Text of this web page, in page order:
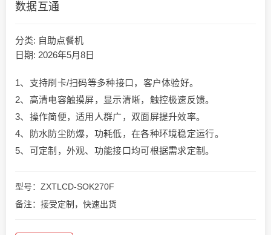
数据互通
分类: 自助点餐机
日期: 2026年5月8日
1、支持刷卡/扫码等多种接口，客户体验好。
2、高清电容触摸屏，显示清晰，触控极速反馈。
3、操作简便，适用人群广，双面屏提升效率。
4、防水防尘防爆，功耗低，在各种环境稳定运行。
5、可定制，外观、功能接口均可根据需求定制。
型号：ZXTLCD-SOK270F
备注：接受定制，快速出货